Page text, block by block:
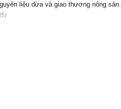
liệu dừa và giao thương nông sản.